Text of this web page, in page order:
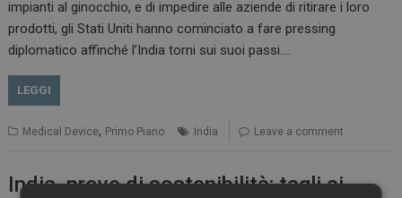
impianti al ginocchio, e di impedire alle aziende di ritirare i loro
prodotti, gli Stati Uniti hanno cominciato a fare pressing
diplomatico affinché l’India torni sui suoi passi.…
LEGGI
Medical Device, Primo Piano India Leave a comment
India, prove di sostenibilità: tagli ai